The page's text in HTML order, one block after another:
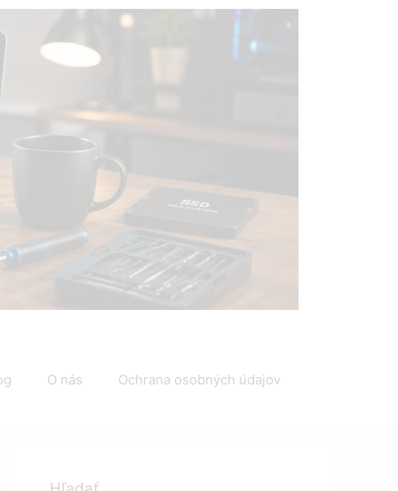
O nás Ochrana osobných údajov